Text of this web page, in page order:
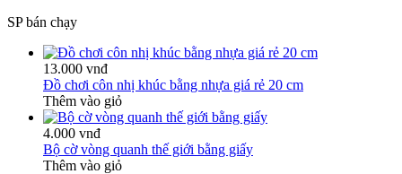
SP bán chạy
13.000 vnđ
Đồ chơi côn nhị khúc bằng nhựa giá rẻ 20 cm
Thêm vào giỏ
4.000 vnđ
Bộ cờ vòng quanh thế giới bằng giấy
Thêm vào giỏ